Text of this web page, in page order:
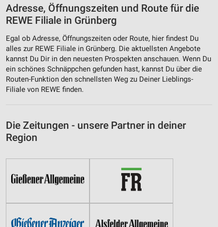
Adresse, Öffnungszeiten und Route für die
REWE Filiale in Grünberg
Egal ob Adresse, Öffnungszeiten oder Route, hier findest Du
alles zur REWE Filiale in Grünberg. Die aktuellsten Angebote
kannst Du Dir in den neuesten Prospekten anschauen. Wenn Du
ein schönes Schnäppchen gefunden hast, kannst Du über die
Routen-Funktion den schnellsten Weg zu Deiner Lieblings-
Filiale von REWE finden.
Die Zeitungen - unsere Partner in deiner
Region